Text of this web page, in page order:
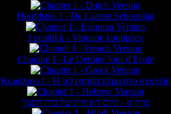
Hoofdstuk I - De Laatste Schooldag
I peatükk - Viimane koolipäev
Chapitre I - Le Dernier Jour d'École
Κεφάλαιο Ι - Η τελευταία μέρα στο σχολείο
פרק א - היום האחרון של בית הספר